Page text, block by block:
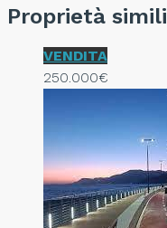
Proprietà simili
VENDITA
250.000€